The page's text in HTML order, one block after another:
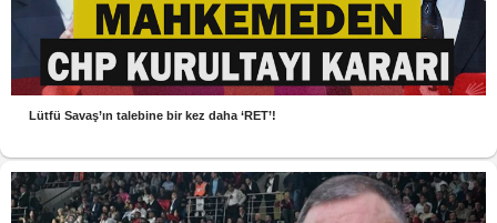
Lütfü Savaş’ın talebine bir kez daha ‘RET’!